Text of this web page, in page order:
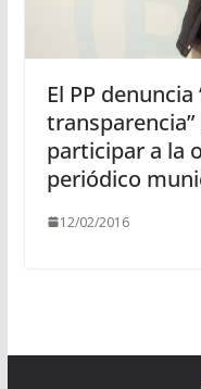
El PP
participar a la
periódico
12/02/2016